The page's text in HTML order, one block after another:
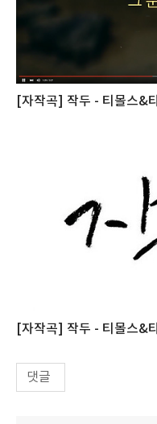
[자작곡] 작두 - 티몰스&
[자작곡] 작두 - 티몰스&
댓글